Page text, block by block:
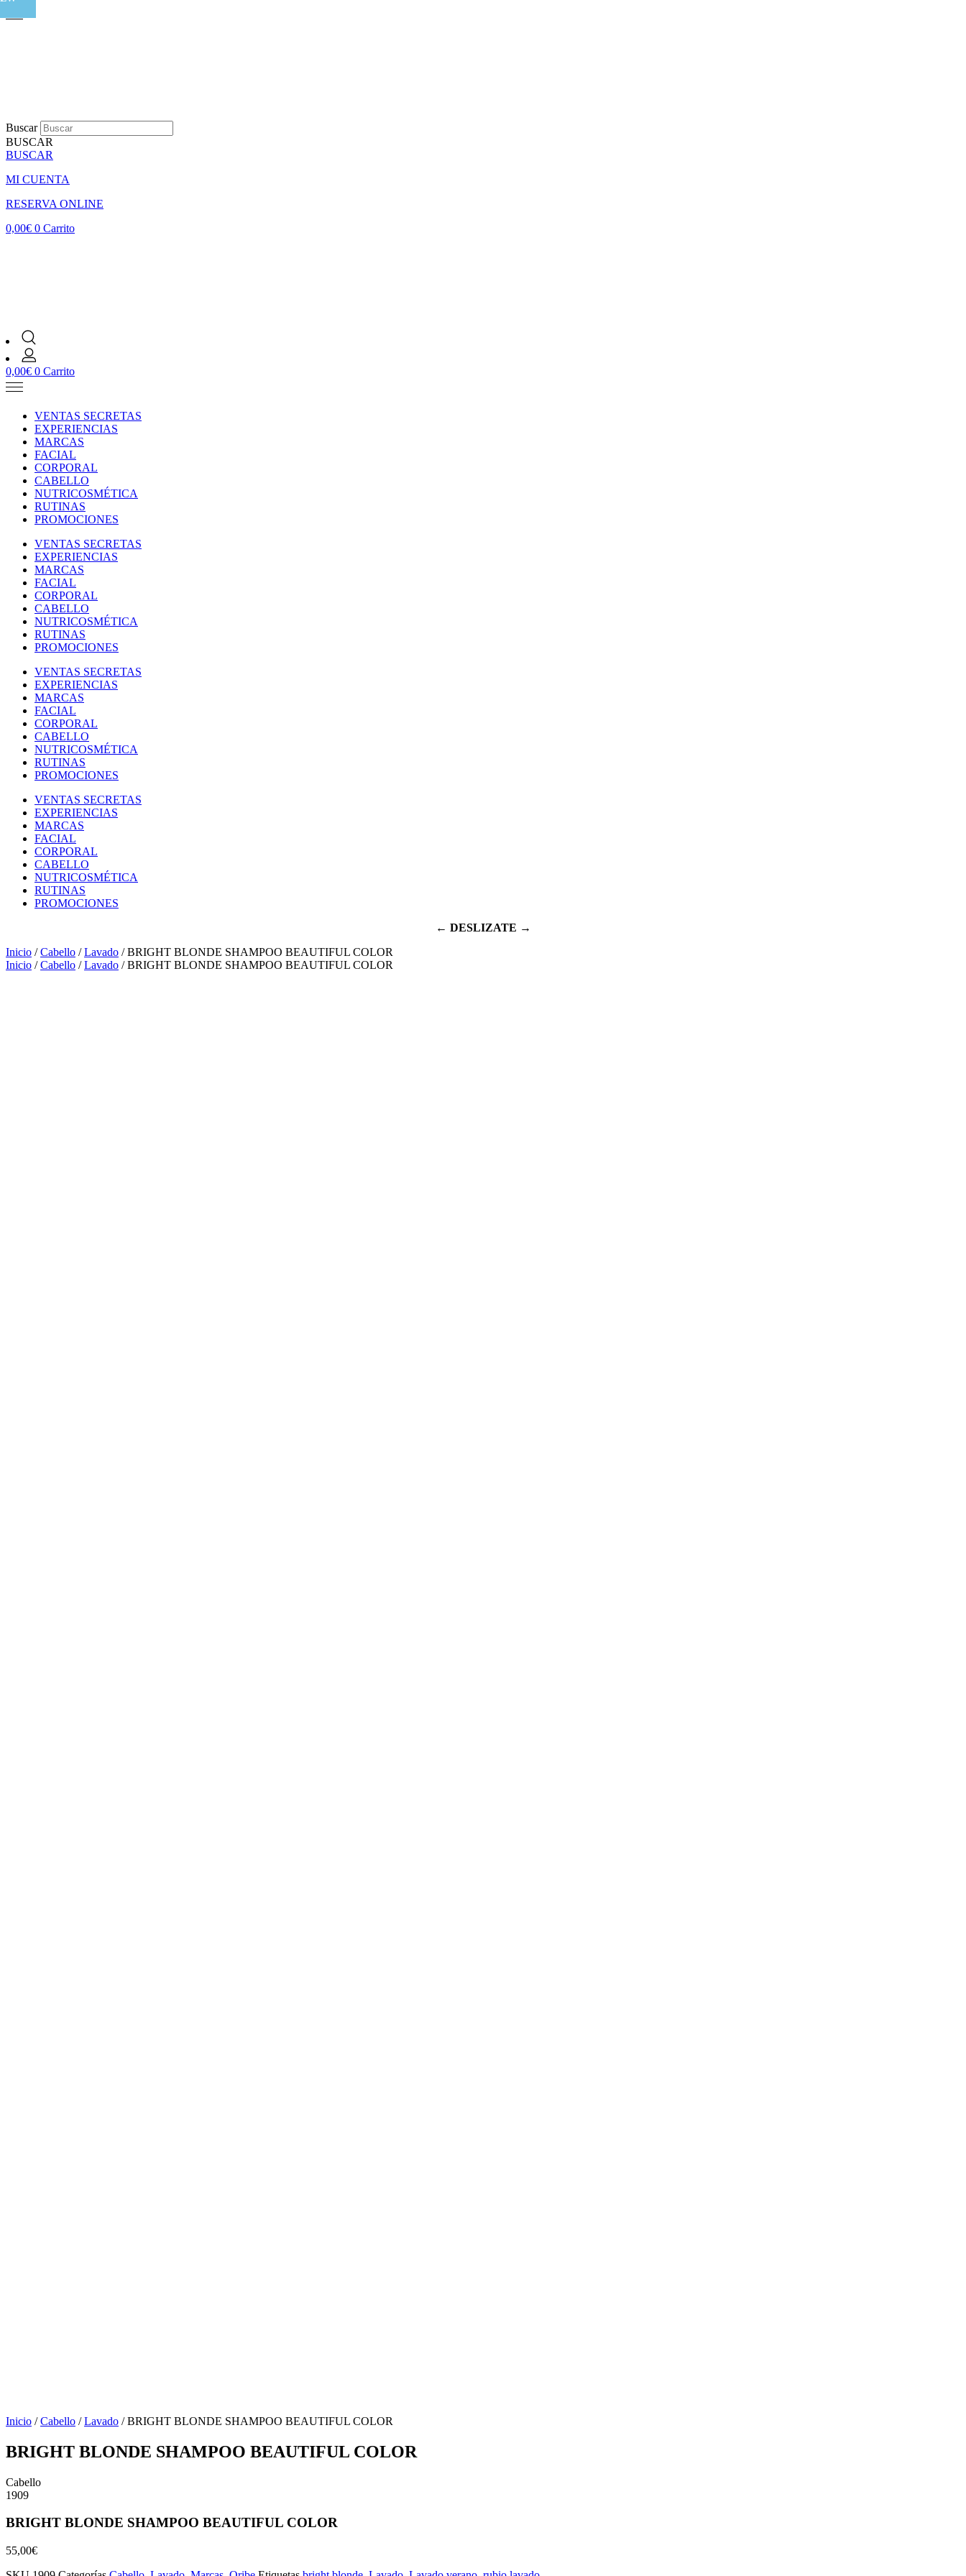
Buscar
BUSCAR
BUSCAR
MI CUENTA
RESERVA ONLINE
0,00€ 0 Carrito
0,00€ 0 Carrito
VENTAS SECRETAS
EXPERIENCIAS
MARCAS
FACIAL
CORPORAL
CABELLO
NUTRICOSMÉTICA
RUTINAS
PROMOCIONES
VENTAS SECRETAS
EXPERIENCIAS
MARCAS
FACIAL
CORPORAL
CABELLO
NUTRICOSMÉTICA
RUTINAS
PROMOCIONES
VENTAS SECRETAS
EXPERIENCIAS
MARCAS
FACIAL
CORPORAL
CABELLO
NUTRICOSMÉTICA
RUTINAS
PROMOCIONES
VENTAS SECRETAS
EXPERIENCIAS
MARCAS
FACIAL
CORPORAL
CABELLO
NUTRICOSMÉTICA
RUTINAS
PROMOCIONES
← DESLIZATE →
Inicio /Cabello /Lavado / BRIGHT BLONDE SHAMPOO BEAUTIFUL COLOR
Inicio /Cabello /Lavado / BRIGHT BLONDE SHAMPOO BEAUTIFUL COLOR
Inicio /Cabello /Lavado / BRIGHT BLONDE SHAMPOO BEAUTIFUL COLOR
BRIGHT BLONDE SHAMPOO BEAUTIFUL COLOR
Cabello
1909
BRIGHT BLONDE SHAMPOO BEAUTIFUL COLOR
55,00€